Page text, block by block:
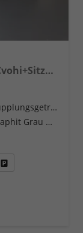
Selection 1.0 TSI DSG Kamera+PDCvohi+Sitzheizung+AppConnect+Sunset+Alu16
Doppelkupplungsgetriebe (DSG)
[5X5X] Graphit Grau Metallic